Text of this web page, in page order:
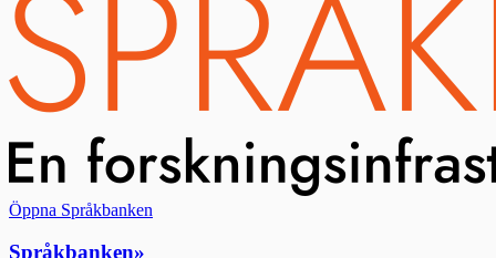
Öppna Språkbanken
Språkbanken»